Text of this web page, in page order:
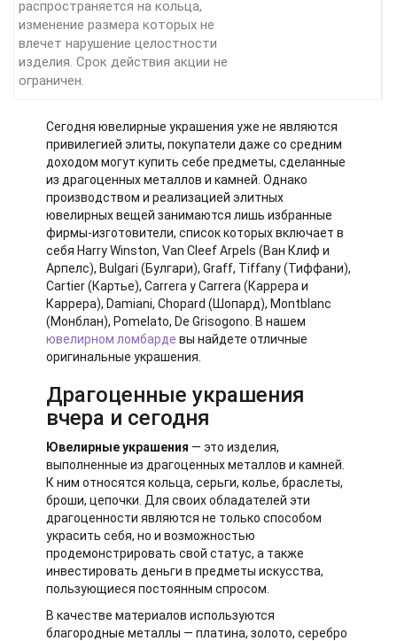
распространяется на кольца,
изменение размера которых не
влечет нарушение целостности
изделия. Срок действия акции не
ограничен.
Сегодня ювелирные украшения уже не являются
привилегией элиты, покупатели даже со средним
доходом могут купить себе предметы, сделанные
из драгоценных металлов и камней. Однако
производством и реализацией элитных
ювелирных вещей занимаются лишь избранные
фирмы-изготовители, список которых включает в
себя Harry Winston, Van Cleef Arpels (Ван Клиф и
Арпелс), Bulgari (Булгари), Graff, Tiffany (Тиффани),
Cartier (Картье), Carrera y Carrera (Каррера и
Каррера), Damiani, Chopard (Шопард), Montblanc
(Монблан), Pomelato, De Grisogono. В нашем
ювелирном ломбарде вы найдете отличные
оригинальные украшения.
Драгоценные украшения
вчера и сегодня
Ювелирные украшения — это изделия,
выполненные из драгоценных металлов и камней.
К ним относятся кольца, серьги, колье, браслеты,
броши, цепочки. Для своих обладателей эти
драгоценности являются не только способом
украсить себя, но и возможностью
продемонстрировать свой статус, а также
инвестировать деньги в предметы искусства,
пользующиеся постоянным спросом.
В качестве материалов используются
благородные металлы — платина, золото, серебро